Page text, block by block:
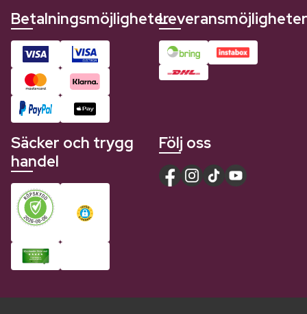
BetalningsmöjligheterLeveransmöjligheter
Säcker och trygg
handel
Följ oss